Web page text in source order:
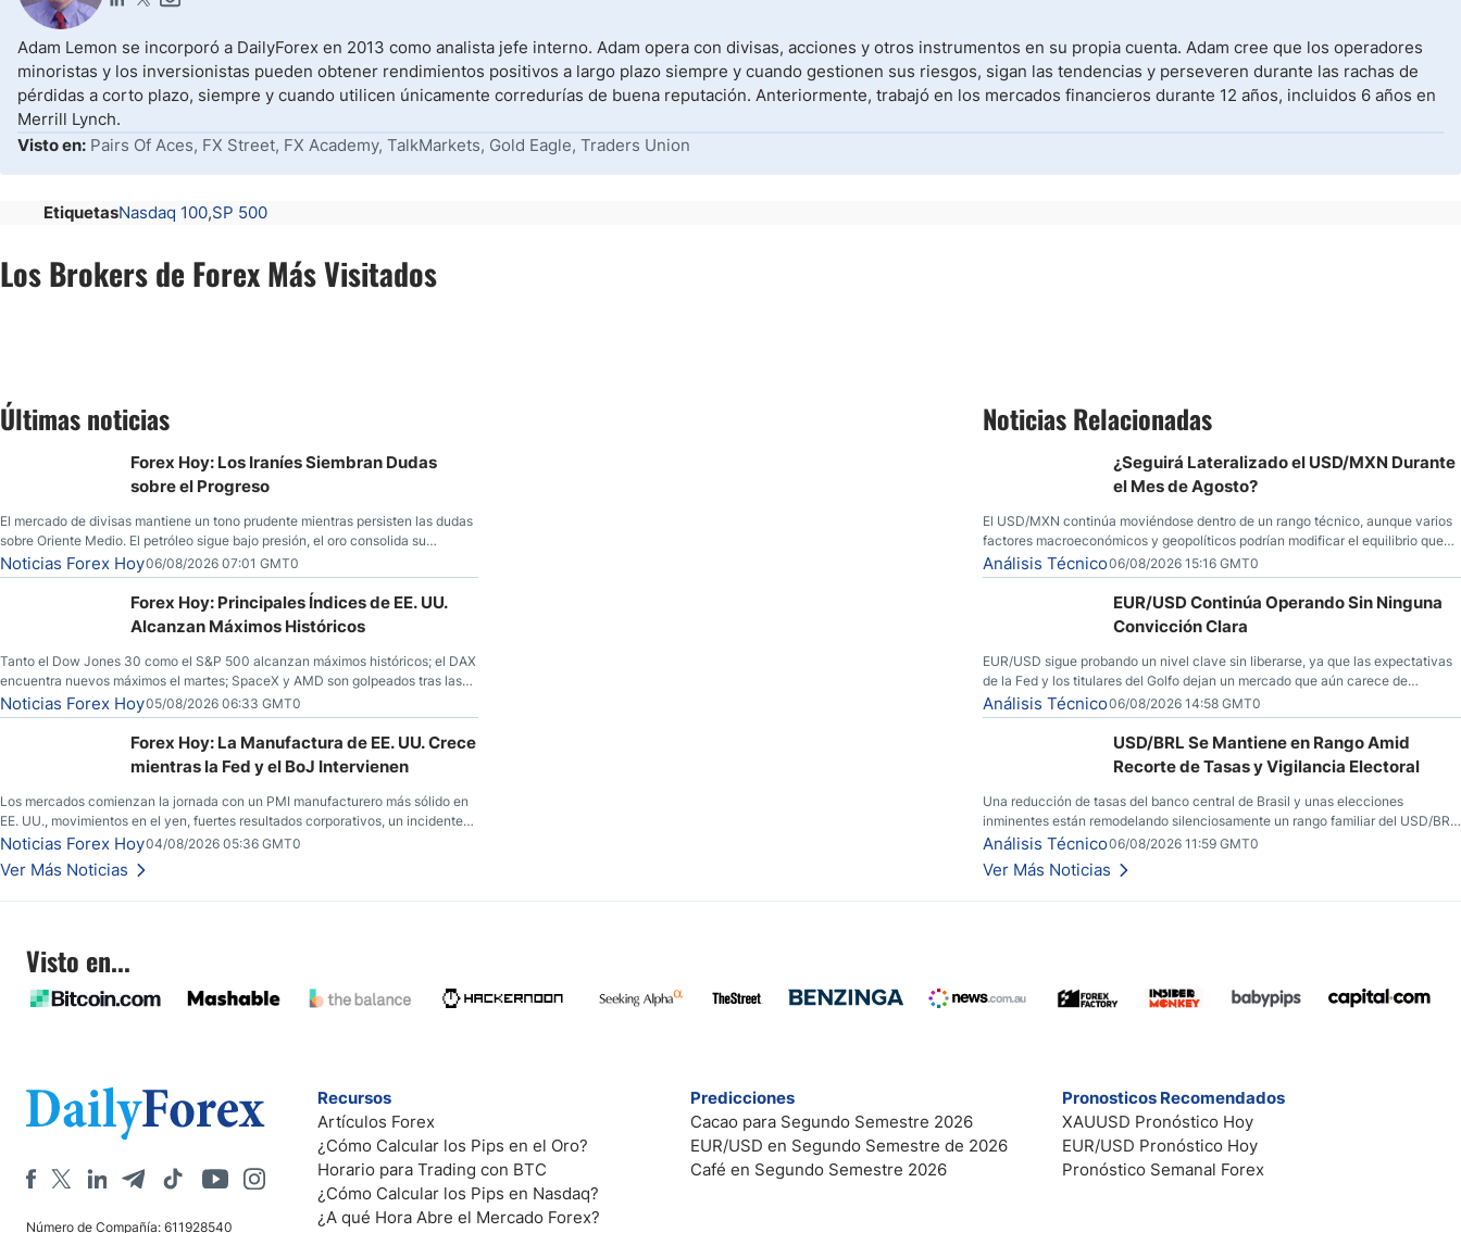
Adam Lemon se incorporó a DailyForex en 2013 como analista jefe interno. Adam opera con divisas, acciones y otros instrumentos en su propia cuenta. Adam cree que los operadores
minoristas y los inversionistas pueden obtener rendimientos positivos a largo plazo siempre y cuando gestionen sus riesgos, sigan las tendencias y perseveren durante las rachas de
pérdidas a corto plazo, siempre y cuando utilicen únicamente corredurías de buena reputación. Anteriormente, trabajó en los mercados financieros durante 12 años, incluidos 6 años en
Merrill Lynch.
Visto en: Pairs Of Aces, FX Street, FX Academy, TalkMarkets, Gold Eagle, Traders Union
EtiquetasNasdaq 100 SP 500
Los Brokers de Forex Más Visitados
Últimas noticias
Forex Hoy: Los Iraníes Siembran Dudas
sobre el Progreso
El mercado de divisas mantiene un tono prudente mientras persisten las dudas
sobre Oriente Medio. El petróleo sigue bajo presión, el oro consolida su
fortaleza y los operadores esperan nuevas referencias económicas desde
Estados Unidos.
Noticias Forex Hoy06/08/2026 07:01 GMT0
Forex Hoy: Principales Índices de EE. UU.
Alcanzan Máximos Históricos
Tanto el Dow Jones 30 como el S&P 500 alcanzan máximos históricos; el DAX
encuentra nuevos máximos el martes; SpaceX y AMD son golpeados tras las
llamadas de ganancias; el petróleo crudo cae por debajo de los $80 con
nuevas esperanzas; el dólar estadounidense continúa intentando estabilizarse
frente al yen; el peso mexicano ve un repunte a medida que las tasas caen en
Noticias Forex Hoy05/08/2026 06:33 GMT0
Forex Hoy: La Manufactura de EE. UU. Crece
mientras la Fed y el BoJ Intervienen
Los mercados comienzan la jornada con un PMI manufacturero más sólido en
EE. UU., movimientos en el yen, fuertes resultados corporativos, un incidente
de seguridad en Bitcoin y nuevas señales desde el mercado del petróleo.
Noticias Forex Hoy04/08/2026 05:36 GMT0
Ver Más Noticias
Noticias Relacionadas
¿Seguirá Lateralizado el USD/MXN Durante
el Mes de Agosto?
El USD/MXN continúa moviéndose dentro de un rango técnico, aunque varios
factores macroeconómicos y geopolíticos podrían modificar el equilibrio que
ha dominado al mercado en las últimas semanas.
Análisis Técnico06/08/2026 15:16 GMT0
EUR/USD Continúa Operando Sin Ninguna
Convicción Clara
EUR/USD sigue probando un nivel clave sin liberarse, ya que las expectativas
de la Fed y los titulares del Golfo dejan un mercado que aún carece de
convicción real.
Análisis Técnico06/08/2026 14:58 GMT0
USD/BRL Se Mantiene en Rango Amid
Recorte de Tasas y Vigilancia Electoral
Una reducción de tasas del banco central de Brasil y unas elecciones
inminentes están remodelando silenciosamente un rango familiar del USD/BRL.
Una reducción de tasas por parte del banco central de Brasil y unas elecciones
inminentes están remodelando silenciosamente un rango familiar del USD/BRL.
Esto es lo que los traders están observando a continuación.
Análisis Técnico06/08/2026 11:59 GMT0
Ver Más Noticias
Visto en...
Número de Compañía: 611928540
Recursos
Artículos Forex
¿Cómo Calcular los Pips en el Oro?
Horario para Trading con BTC
¿Cómo Calcular los Pips en Nasdaq?
¿A qué Hora Abre el Mercado Forex?
Predicciones
Cacao para Segundo Semestre 2026
EUR/USD en Segundo Semestre de 2026
Café en Segundo Semestre 2026
Pronosticos Recomendados
XAUUSD Pronóstico Hoy
EUR/USD Pronóstico Hoy
Pronóstico Semanal Forex